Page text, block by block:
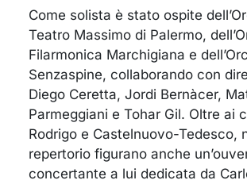
Come solista è stato ospite
Teatro Massimo di Palermo,
Filarmonica Marchigiana e
Senzaspine, collaborando con
Diego Ceretta, Jordi Bernàcer,
Parmeggiani e Tohar Gil. Oltre ai
Rodrigo e Castelnuovo-Tedesco,
repertorio figurano anche
concertante a lui dedicata da